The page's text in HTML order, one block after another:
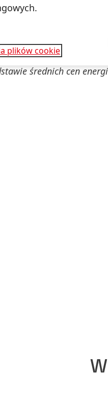
na krótki program
średnich cen
plików cookie